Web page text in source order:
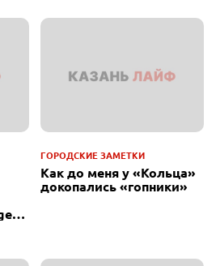
ГОРОДСКИЕ ЗАМЕТКИ
Как до меня у «Кольца»
докопались «гопники»